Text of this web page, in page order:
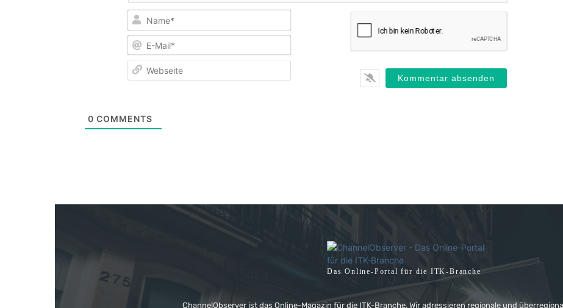
Name*
E-
0 COMMENTS
Das Online-Portal für die ITK-Branche
ChannelObserver ist das Online-Magazin für die ITK-Branche. Wir adressieren regionale und